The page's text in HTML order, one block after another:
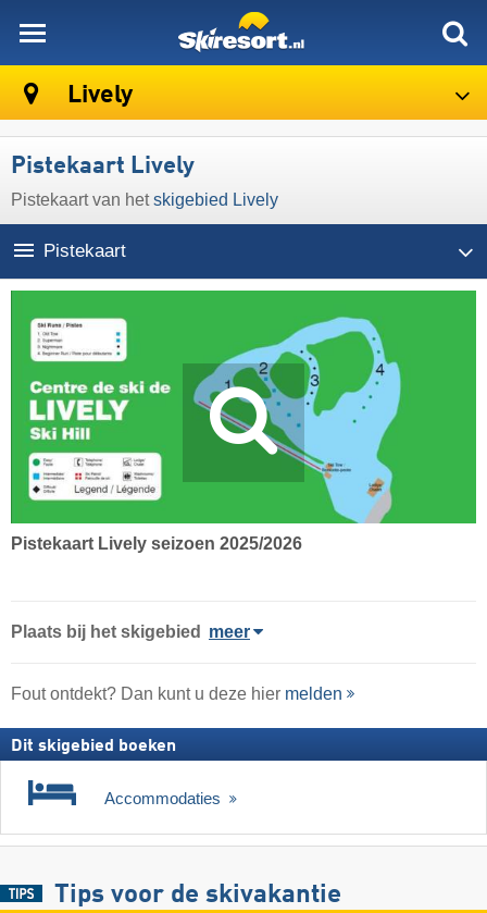
Lively
Pistekaart Lively
Pistekaart van hetskigebied Lively
Pistekaart
Pistekaart Lively seizoen 2025/2026
Plaats bij het skigebied meer
Fout ontdekt? Dan kunt u deze hier melden
Dit skigebied boeken
Accommodaties
Tips voor de skivakantie